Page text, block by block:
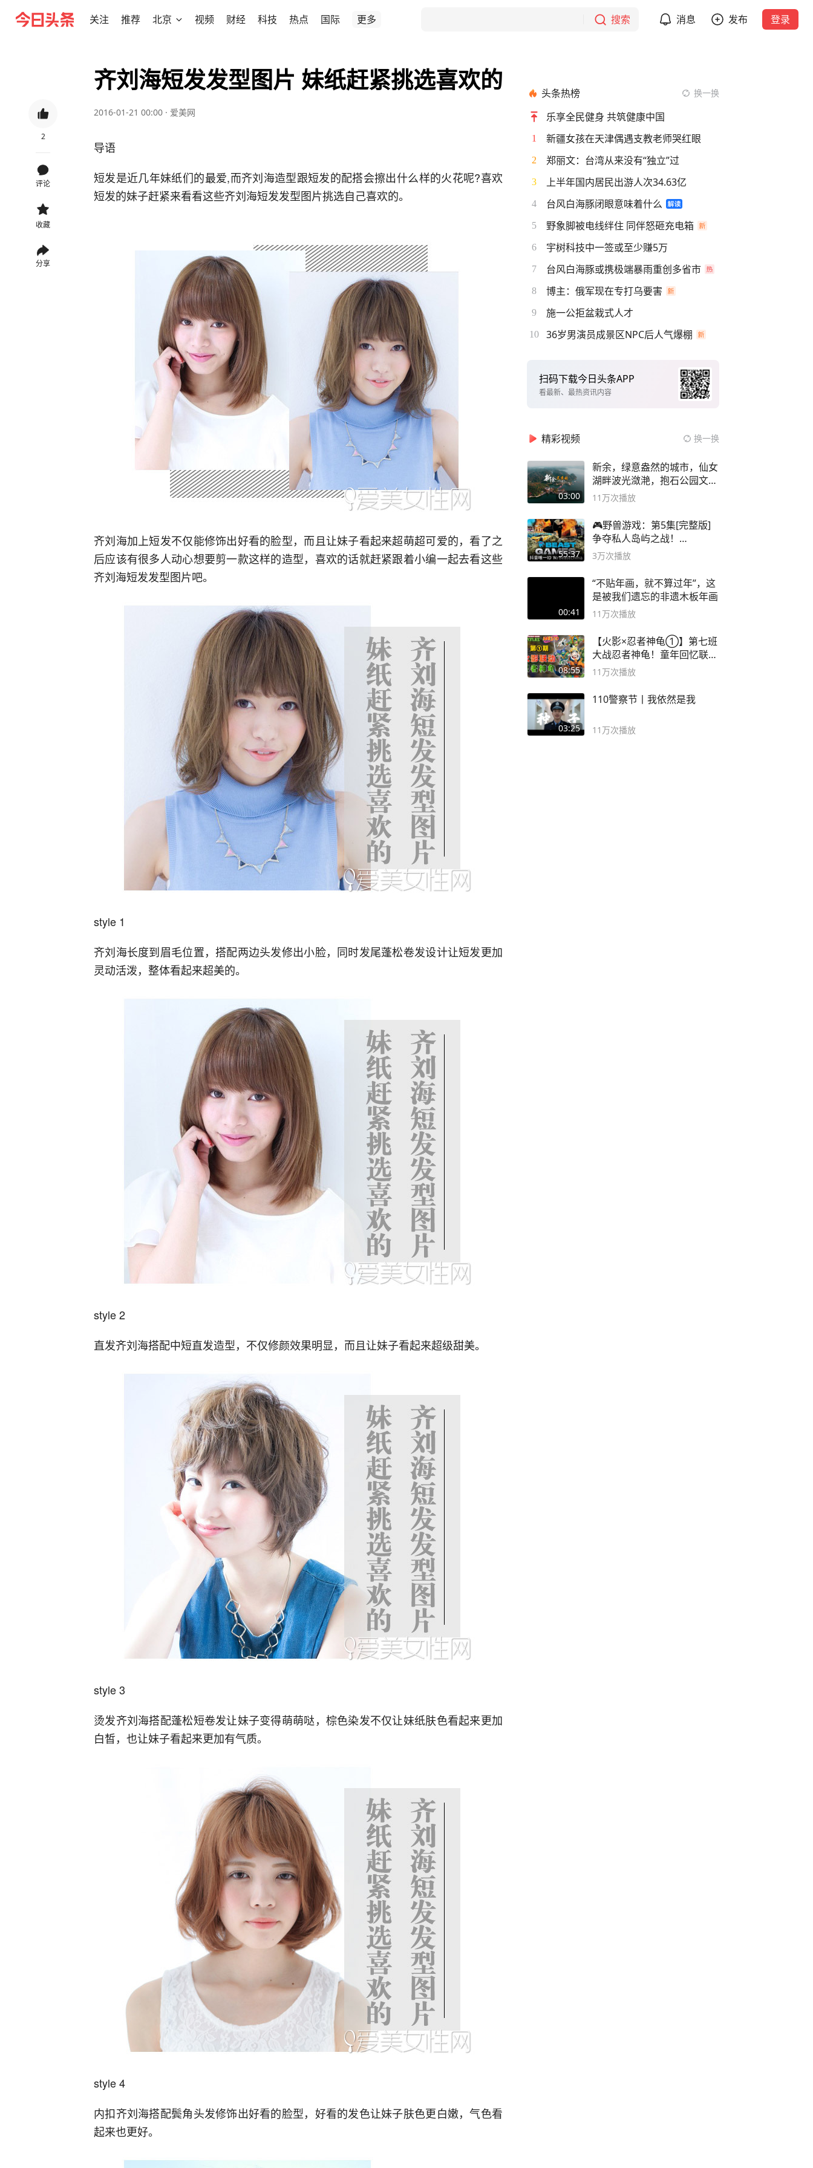
关注 推荐 北京 视频 财经 科技 热点 国际 更多 搜索 消息 发布 登录
2
评论
收藏
分享
齐刘海短发发型图片 妹纸赶紧挑选喜欢的
2016-01-21 00:00 · 爱美网
导语
短发是近几年妹纸们的最爱,而齐刘海造型跟短发的配搭会擦出什么样的火花呢?喜欢
短发的妹子赶紧来看看这些齐刘海短发发型图片挑选自己喜欢的。
齐刘海加上短发不仅能修饰出好看的脸型，而且让妹子看起来超萌超可爱的，看了之
后应该有很多人动心想要剪一款这样的造型，喜欢的话就赶紧跟着小编一起去看这些
齐刘海短发发型图片吧。
style 1
齐刘海长度到眉毛位置，搭配两边头发修出小脸，同时发尾蓬松卷发设计让短发更加
灵动活泼，整体看起来超美的。
style 2
直发齐刘海搭配中短直发造型，不仅修颜效果明显，而且让妹子看起来超级甜美。
style 3
烫发齐刘海搭配蓬松短卷发让妹子变得萌萌哒，棕色染发不仅让妹纸肤色看起来更加
白皙，也让妹子看起来更加有气质。
style 4
内扣齐刘海搭配鬓角头发修饰出好看的脸型，好看的发色让妹子肤色更白嫩，气色看
起来也更好。
头条热榜 换一换
乐享全民健身 共筑健康中国
1 新疆女孩在天津偶遇支教老师哭红眼
2 郑丽文：台湾从来没有“独立”过
3 上半年国内居民出游人次34.63亿
4 台风白海豚闭眼意味着什么
5 野象脚被电线绊住 同伴怒砸充电箱
6 宇树科技中一签或至少赚5万
7 台风白海豚或携极端暴雨重创多省市
8 博主：俄军现在专打乌要害
9 施一公拒盆栽式人才
10 36岁男演员成景区NPC后人气爆棚
扫码下载今日头条APP
看最新、最热资讯内容
精彩视频 换一换
03:00
新余，绿意盎然的城市，仙女
湖畔波光潋滟，抱石公园文化
深邃……
11万次播放
55:37
🎮野兽游戏：第5集[完整版]
争夺私人岛屿之战！
#MrBeastChina
3万次播放
00:41
“不贴年画，就不算过年”，这
是被我们遗忘的非遗木板年画
11万次播放
08:55
【火影×忍者神龟①】第七班
大战忍者神龟！童年回忆联动
论武？
11万次播放
03:25
110警察节丨我依然是我
11万次播放